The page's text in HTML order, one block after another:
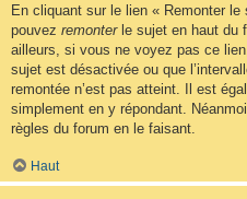
En cliquant sur le lien « Remonter
pouvez remonterle sujet en haut du
ailleurs, si vous ne voyez pas ce
sujet est désactivée ou que
remontée n’est pas atteint. Il est
simplement en y répondant.
règles du forum en le faisant.
Haut